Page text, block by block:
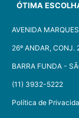
ÓTIMA
AVENIDA
26º ANDAR, CONJ.
BARRA FUNDA -
(11) 3932-5222
Política de